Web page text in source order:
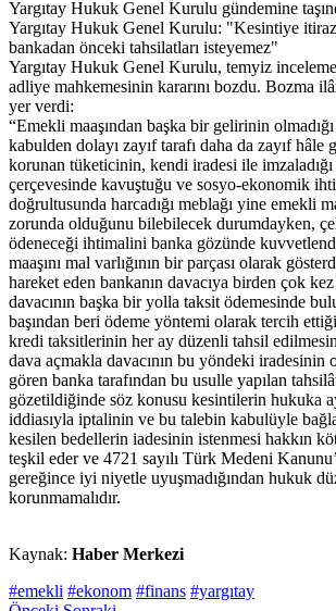
Yargıtay Hukuk Genel Kurulu gündemine
Yargıtay Hukuk Genel Kurulu: "Kesintiye
bankadan önceki tahsilatları isteyemez"
Yargıtay Hukuk Genel Kurulu, temyiz
adliye mahkemesinin kararını bozdu. Bozma
yer verdi:
“Emekli maaşından başka bir gelirinin
kabulden dolayı zayıf tarafı daha da zayıf hâle
korunan tüketicinin, kendi iradesi ile
çerçevesinde kavuştuğu ve sosyo-ekonomik
doğrultusunda harcadığı meblağı yine emekli
zorunda olduğunu bilebilecek durumdayken,
ödeneceği ihtimalini banka gözünde
maaşını mal varlığının bir parçası olarak
hareket eden bankanın davacıya birden çok
davacının başka bir yolla taksit ödemesinde
başından beri ödeme yöntemi olarak tercih
kredi taksitlerinin her ay düzenli tahsil
dava açmakla davacının bu yöndeki iradesinin
gören banka tarafından bu usulle yapılan
gözetildiğinde söz konusu kesintilerin hukuka
iddiasıyla iptalinin ve bu talebin kabulüyle
kesilen bedellerin iadesinin istenmesi hakkın
teşkil eder ve 4721 sayılı Türk Medeni
gereğince iyi niyetle uyuşmadığından hukuk
korunmamalıdır.
Kaynak: Haber Merkezi
#emekli #ekonom #finans #yargıtay